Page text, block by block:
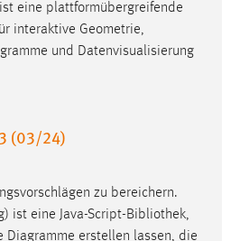
eine plattformübergreifende
interaktive Geometrie,
und Datenvisualisierung
(03/24)
zu bereichern.
ist eine Java-Script-Bibliothek,
Diagramme erstellen lassen, die